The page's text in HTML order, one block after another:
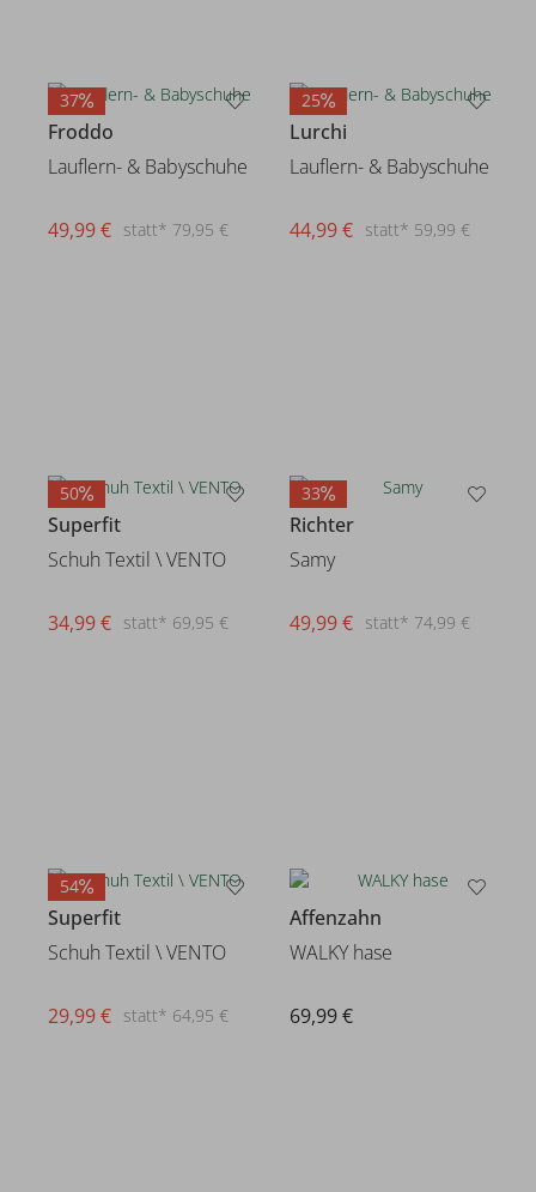
37
Froddo
Lauflern- & Babyschuhe
statt* 79,95 €
49,99 €
25
Lurchi
Lauflern- & Babyschuhe
statt* 59,99 €
44,99 €
50
Superfit
Schuh Textil \ VENTO
statt* 69,95 €
34,99 €
33
Richter
Samy
statt* 74,99 €
49,99 €
54
Superfit
Schuh Textil \ VENTO
statt* 64,95 €
29,99 €
Affenzahn
WALKY hase
69,99 €